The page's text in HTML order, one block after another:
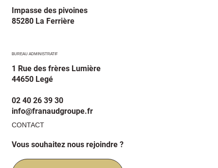
Impasse des pivoines
85280 La Ferrière
BUREAU ADMINISTRATIF
1 Rue des frères Lumière
44650 Legé
02 40 26 39 30
info@franaudgroupe.fr
CONTACT
Vous souhaitez nous rejoindre ?